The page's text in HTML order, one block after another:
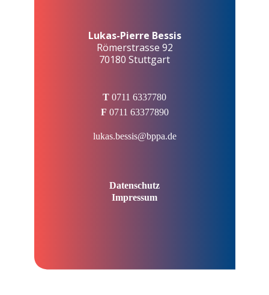
Lukas-Pierre Bessis
Römerstrasse 92
70180 Stuttgart
T 0711 6337780
F 0711 63377890
lukas.bessis@bppa.de
Datenschutz
Impressum